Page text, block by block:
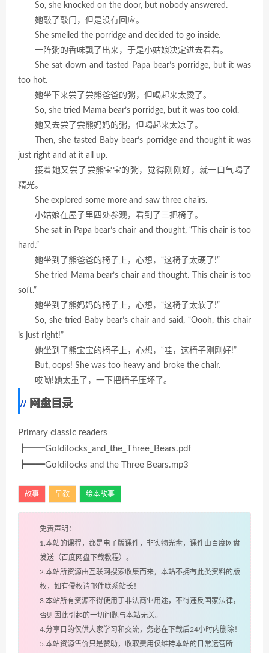
So, she knocked on the door, but nobody answered.
她敲了敲门，但是没有回应。
She smelled the porridge and decided to go inside.
一阵粥的香味飘了出来，于是小姑娘决定进去看看。
She sat down and tasted Papa bear’s porridge, but it was
too hot.
她坐下来尝了尝熊爸爸的粥，但喝起来太烫了。
So, she tried Mama bear’s porridge, but it was too cold.
她又去尝了尝熊妈妈的粥，但喝起来太凉了。
Then, she tasted Baby bear’s porridge and thought it was
just right and at it all up.
接着她又尝了尝熊宝宝的粥，觉得刚刚好，就一口气喝了
精光。
She explored some more and saw three chairs.
小姑娘在屋子里四处参观，看到了三把椅子。
She sat in Papa bear’s chair and thought, “This chair is too
hard.”
她坐到了熊爸爸的椅子上，心想，“这椅子太硬了!”
She tried Mama bear’s chair and thought. This chair is too
soft.”
她坐到了熊妈妈的椅子上，心想，“这椅子太软了!”
So, she tried Baby bear’s chair and said, “Oooh, this chair
is just right!”
她坐到了熊宝宝的椅子上，心想，“哇，这椅子刚刚好!”
But, oops! She was too heavy and broke the chair.
哎呦!她太重了，一下把椅子压坏了。
网盘目录
Primary classic readers
┣━━Goldilocks_and_the_Three_Bears.pdf
┣━━Goldilocks and the Three Bears.mp3
故事 早教 绘本故事
免责声明：
1.本站的课程，都是电子版课件，非实物光盘，课件由百度网盘
发送（百度网盘下载教程）。
2.本站所资源由互联网搜索收集而来，本站不拥有此类资料的版
权，如有侵权请邮件联系站长！
3.本站所有资源不得使用于非法商业用途，不得违反国家法律，
否则因此引起的一切问题与本站无关。
4.分享目的仅供大家学习和交流，务必在下载后24小时内删除！
5.本站资源售价只是赞助，收取费用仅维持本站的日常运营所